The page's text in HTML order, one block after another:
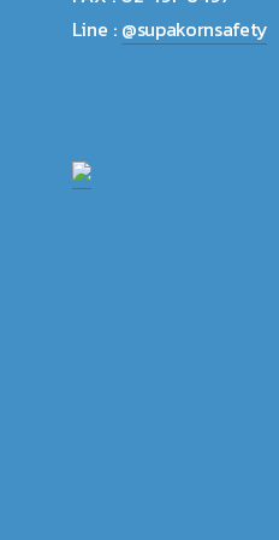
Line : @supakornsafety